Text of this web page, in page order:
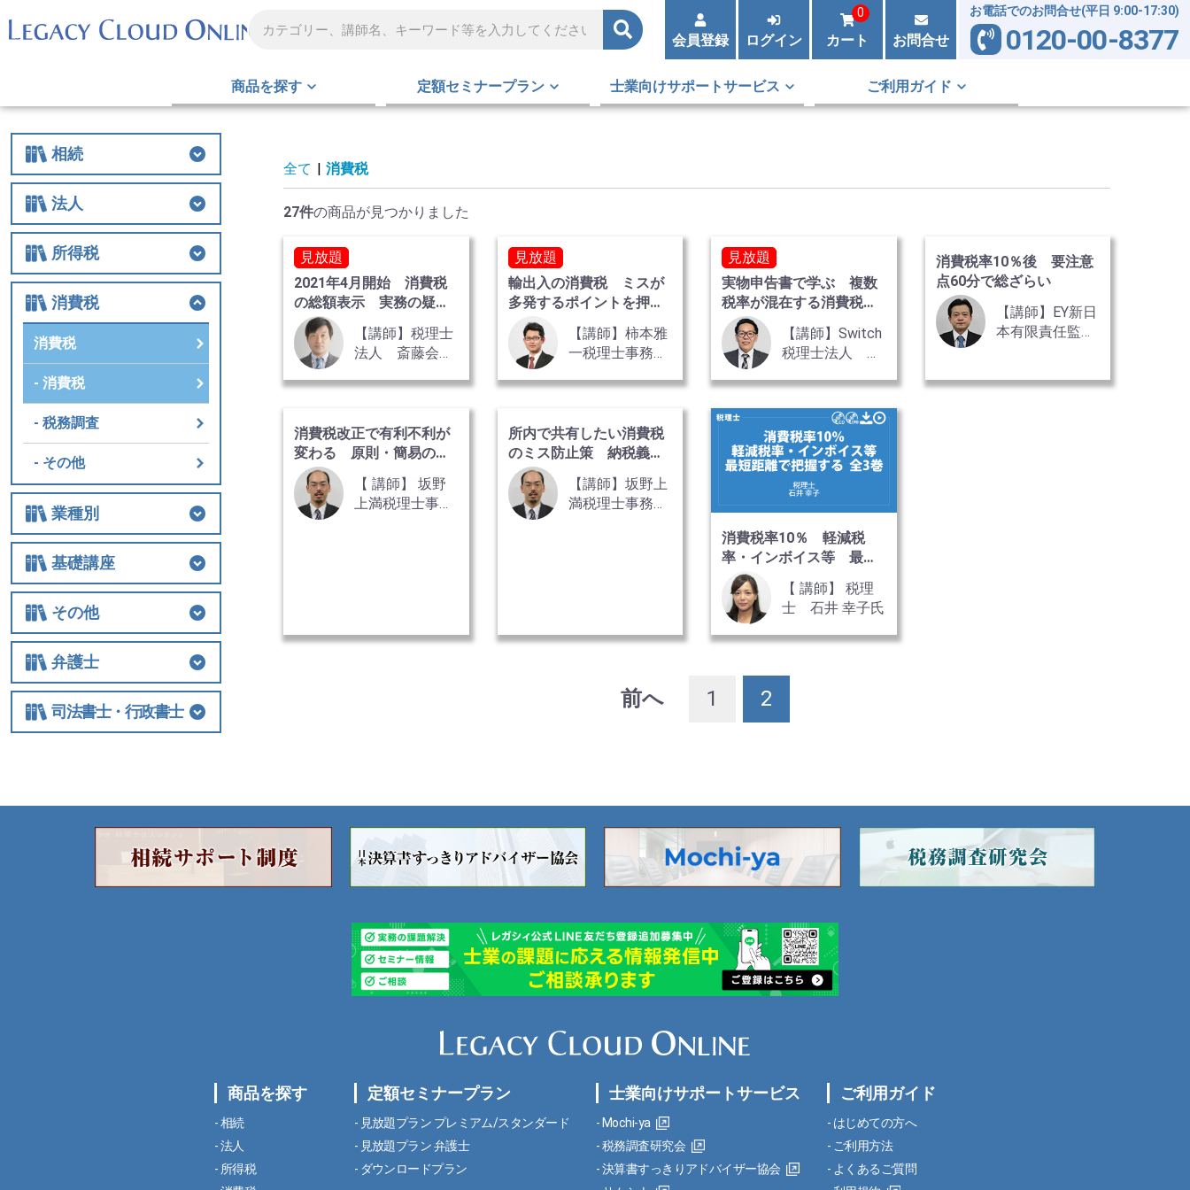
会員登録 ログイン カート
0
お問合せ
お電話でのお問合せ(平日 9:00-17:30)
0120-00-8377
商品を探す 定額セミナープラン 士業向けサポートサービス ご利用ガイド
相続
相続
相続税
贈与
財産評価
事業承継
不動産
生前対策
税務調査
その他
法人
法人
法人税
経費
役員関連
特例
組織再編
解散・清算
税務調査
その他
所得税
所得税
所得税
譲渡
税務調査
その他
消費税
消費税
消費税
税務調査
その他
業種別
業種別
医業
農業
非営利法人
介護
税務調査
その他の業種
基礎講座
基礎講座
相続税
法人関連
その他
その他
士業経営
国際税務
保険
税制改正全般
ビジネス
借地権
弁護士
弁護士
相続
交通事故
離婚
労働
不動産・建築
債権回収
民事訴訟
顧客対応・顧問契約
事務所経営・運営
その他
司法書士・行政書士
全て | 消費税
27件の商品が見つかりました
見放題
2021年4月開始 消費税
の総額表示 実務の疑問
点総ざらいQ&A
【講師】税理士
法人 斎藤会計
理士／行政書
氏
見放題
輸出入の消費税 ミスが
多発するポイントを押さ
える
【講師】柿本雅
一税理士事務
本 雅一 氏
見放題
実物申告書で学ぶ 複数
税率が混在する消費税申
告書の作成
【講師】Switch
税理士法人 代
平氏
消費税率10％後 要注意
点60分で総ざらい
【講師】EY新日
本有限責任監査
士・税理士 太
消費税改正で有利不利が
変わる 原則・簡易の選
択再検討
【 講師】 坂野
上満税理士事務
所内で共有したい消費税
のミス防止策 納税義
務・事前届出編
【講師】坂野上
満税理士事務
消費税率10％ 軽減税
率・インボイス等 最短
距離で把握する 全3巻
【 講師】 税理
士 石井 幸子氏
前へ 1 2
商品を探す
相続
法人
所得税
定額セミナープラン
見放題プラン プレミアム/スタンダード
見放題プラン 弁護士
ダウンロードプラン
士業向けサポートサービス
Mochi-ya
税務調査研究会
決算書すっきりアドバイザー協会
ご利用ガイド
はじめての方へ
ご利用方法
よくあるご質問